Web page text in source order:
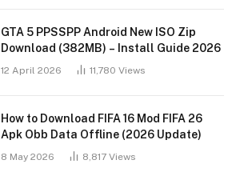
GTA 5 PPSSPP Android New ISO Zip
Download (382MB) – Install Guide 2026
12 April 2026 11,780 Views
How to Download FIFA 16 Mod FIFA 26
Apk Obb Data Offline (2026 Update)
8 May 2026 8,817 Views